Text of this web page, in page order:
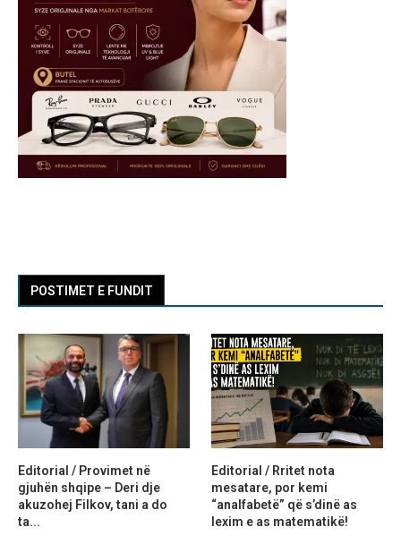
POSTIMET E FUNDIT
Editorial / Provimet në
gjuhën shqipe – Deri dje
akuzohej Filkov, tani a do
ta...
Editorial / Rritet nota
mesatare, por kemi
“analfabetë” që s’dinë as
lexim e as matematikë!